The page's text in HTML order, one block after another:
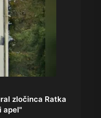
zločinca Ratka
apel"